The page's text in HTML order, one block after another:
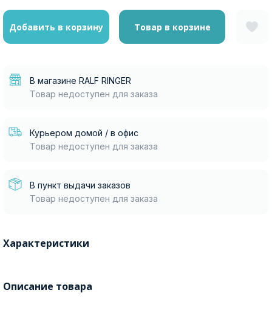
Добавить в корзину Товар в корзине
В магазине RALF RINGER
Товар недоступен для заказа
Курьером домой / в офис
Товар недоступен для заказа
В пункт выдачи заказов
Товар недоступен для заказа
Характеристики
Описание товара